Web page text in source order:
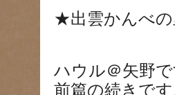
★出雲かんべの
ハウル＠矢野で
前篇の続きです